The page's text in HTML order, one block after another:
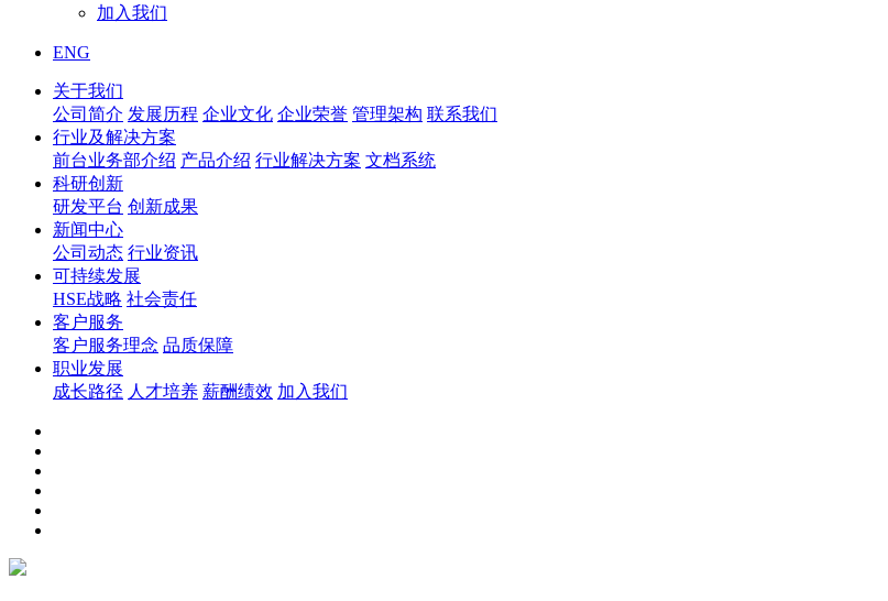
加入我们
ENG
关于我们
公司简介 发展历程 企业文化 企业荣誉 管理架构 联系我们
行业及解决方案
前台业务部介绍 产品介绍 行业解决方案 文档系统
科研创新
研发平台 创新成果
新闻中心
公司动态 行业资讯
可持续发展
HSE战略 社会责任
客户服务
客户服务理念 品质保障
职业发展
成长路径 人才培养 薪酬绩效 加入我们